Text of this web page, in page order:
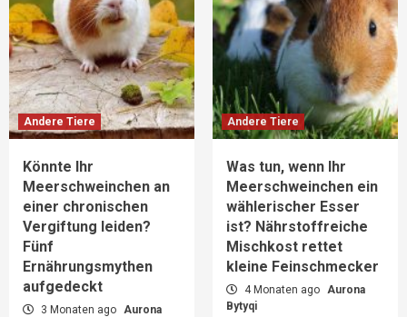
Andere Tiere
Könnte Ihr
Meerschweinchen an
einer chronischen
Vergiftung leiden?
Fünf
Ernährungsmythen
aufgedeckt
3 Monaten ago Aurona
Andere Tiere
Was tun, wenn Ihr
Meerschweinchen ein
wählerischer Esser
ist? Nährstoffreiche
Mischkost rettet
kleine Feinschmecker
4 Monaten ago Aurona
Bytyqi